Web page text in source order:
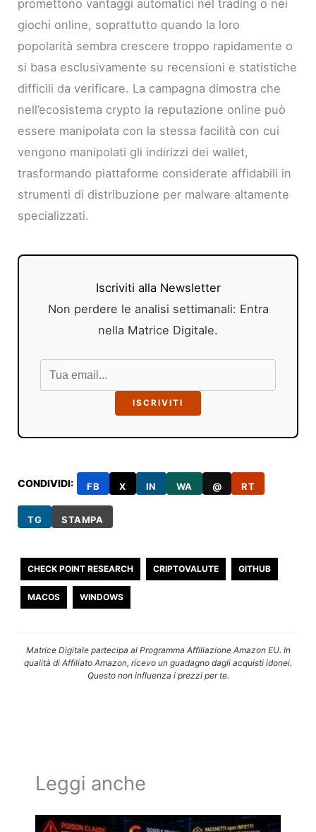
promettono vantaggi automatici nel trading o nei
giochi online, soprattutto quando la loro
popolarità sembra crescere troppo rapidamente o
si basa esclusivamente su recensioni e statistiche
difficili da verificare. La campagna dimostra che
nell’ecosistema crypto la reputazione online può
essere manipolata con la stessa facilità con cui
vengono manipolati gli indirizzi dei wallet,
trasformando piattaforme considerate affidabili in
strumenti di distribuzione per malware altamente
specializzati.
Iscriviti alla Newsletter
Non perdere le analisi settimanali: Entra
nella Matrice Digitale.
ISCRIVITI
CONDIVIDI: FB X IN WA @ RT
TG STAMPA
CHECK POINT RESEARCH CRIPTOVALUTE GITHUB
MACOS WINDOWS
Matrice Digitale partecipa al Programma Affiliazione Amazon EU. In
qualità di Affiliato Amazon, ricevo un guadagno dagli acquisti idonei.
Questo non influenza i prezzi per te.
Leggi anche